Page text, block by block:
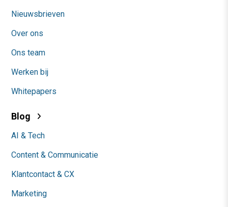
Nieuwsbrieven
Over ons
Ons team
Werken bij
Whitepapers
Blog
AI & Tech
Content & Communicatie
Klantcontact & CX
Marketing